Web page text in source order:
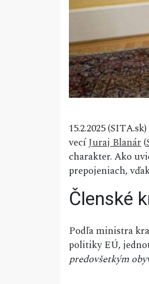
15.2.2025
vecíJuraj Blanár(
charakter. Ako
prepojeniach,
Členské
Podľa ministra
politiky EÚ,
predovšetkým